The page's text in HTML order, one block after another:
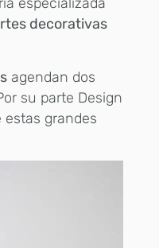
especializada
decorativas
agendan dos
su parte Design
estas grandes